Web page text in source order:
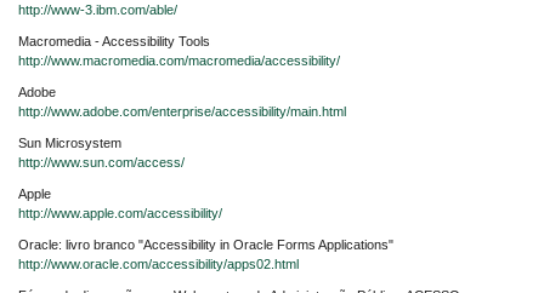
http://www-3.ibm.com/able/
Macromedia - Accessibility Tools
http://www.macromedia.com/macromedia/accessibility/
Adobe
http://www.adobe.com/enterprise/accessibility/main.html
Sun Microsystem
http://www.sun.com/access/
Apple
http://www.apple.com/accessibility/
Oracle: livro branco "Accessibility in Oracle Forms Applications"
http://www.oracle.com/accessibility/apps02.html